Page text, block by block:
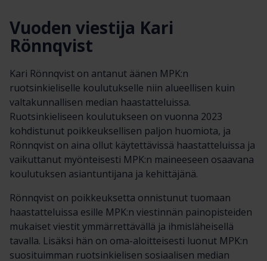
Vuoden viestija Kari
Rönnqvist
Kari Rönnqvist on antanut äänen MPK:n
ruotsinkieliselle koulutukselle niin alueellisen kuin
valtakunnallisen median haastatteluissa.
Ruotsinkieliseen koulutukseen on vuonna 2023
kohdistunut poikkeuksellisen paljon huomiota, ja
Rönnqvist on aina ollut käytettävissä haastatteluissa ja
vaikuttanut myönteisesti MPK:n maineeseen osaavana
koulutuksen asiantuntijana ja kehittäjänä.
Rönnqvist on poikkeuksetta onnistunut tuomaan
haastatteluissa esille MPK:n viestinnän painopisteiden
mukaiset viestit ymmärrettävällä ja ihmisläheisellä
tavalla. Lisäksi hän on oma-aloitteisesti luonut MPK:n
suosituimman ruotsinkielisen sosiaalisen median